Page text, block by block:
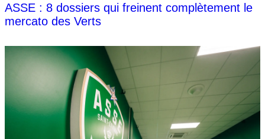
ASSE : 8 dossiers qui freinent complètement le
mercato des Verts